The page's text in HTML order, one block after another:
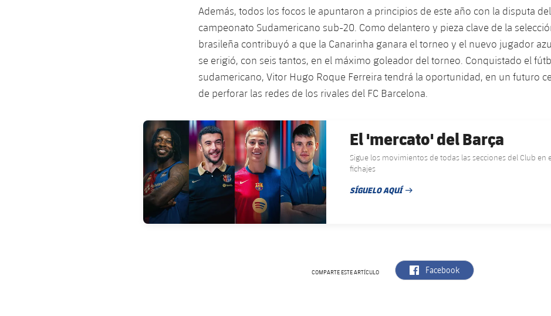
Además, todos los focos le apuntaron a principios de este año con la disputa del
campeonato Sudamericano sub-20. Como delantero y pieza clave de la
brasileña contribuyó a que la Canarinha ganara el torneo y el nuevo jugador
se erigió, con seis tantos, en el máximo goleador del torneo. Conquistado el
sudamericano, Vitor Hugo Roque Ferreira tendrá la oportunidad, en un futuro
de perforar las redes de los rivales del FC Barcelona.
FC Barcelona club badge
El 'mercato' del Barça
Sigue los movimientos de todas las secciones del Club en
fichajes
SÍGUELO AQUÍ
FECHA DE PUBLICACIÓN
COMPARTE ESTE ARTÍCULO label.aria.facebook
Facebook